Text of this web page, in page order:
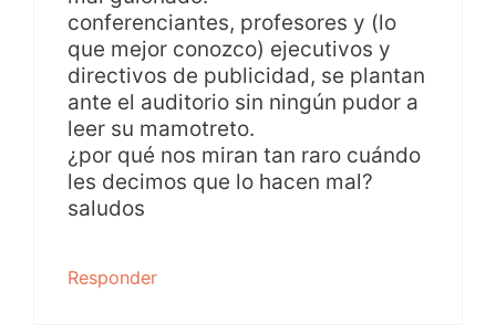
conferenciantes, profesores y (lo
que mejor conozco) ejecutivos y
directivos de publicidad, se plantan
ante el auditorio sin ningún pudor a
leer su mamotreto.
¿por qué nos miran tan raro cuándo
les decimos que lo hacen mal?
saludos
Responder